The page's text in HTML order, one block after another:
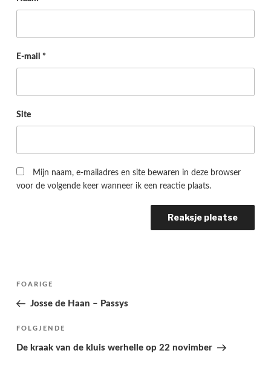
E-mail *
Site
Mijn naam, e-mailadres en site bewaren in deze browser
voor de volgende keer wanneer ik een reactie plaats.
Berichtnavigatie
Folgjende
pagina
FOARIGE
Josse de Haan – Passys
Folgjend
berjocht
FOLGJENDE
De kraak van de kluis werhelle op 22 novimber